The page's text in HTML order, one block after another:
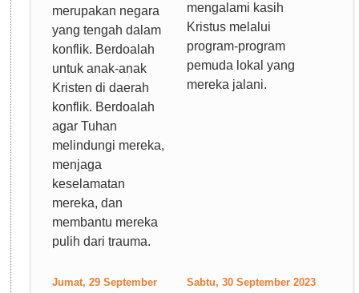
merupakan negara
yang tengah dalam
konflik. Berdoalah
untuk anak-anak
Kristen di daerah
konflik. Berdoalah
agar Tuhan
melindungi mereka,
menjaga
keselamatan
mereka, dan
membantu mereka
pulih dari trauma.
mengalami kasih
Kristus melalui
program-program
pemuda lokal yang
mereka jalani.
Jumat, 29 September
Sabtu, 30 September 2023